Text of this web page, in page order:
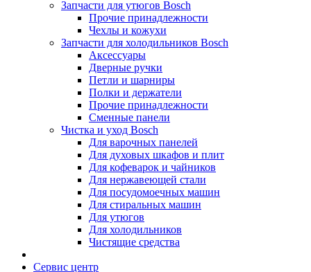
Запчасти для утюгов Bosch
Прочие принадлежности
Чехлы и кожухи
Запчасти для холодильников Bosch
Аксессуары
Дверные ручки
Петли и шарниры
Полки и держатели
Прочие принадлежности
Сменные панели
Чистка и уход Bosch
Для варочных панелей
Для духовых шкафов и плит
Для кофеварок и чайников
Для нержавеющей стали
Для посудомоечных машин
Для стиральных машин
Для утюгов
Для холодильников
Чистящие средства
Сервис центр